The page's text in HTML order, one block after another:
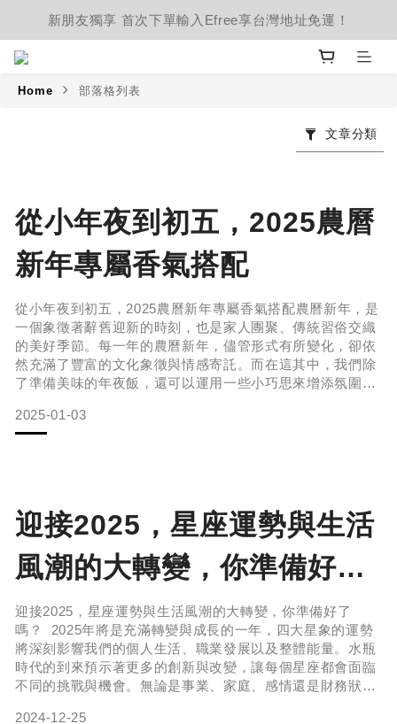
新朋友獨享 首次下單輸入Efree享台灣地址免運！
Home 部落格列表
文章分類
從小年夜到初五，2025農曆
新年專屬香氣搭配
從小年夜到初五，2025農曆新年專屬香氣搭配農曆新年，是
一個象徵著辭舊迎新的時刻，也是家人團聚、傳統習俗交織
的美好季節。每一年的農曆新年，儘管形式有所變化，卻依
然充滿了豐富的文化象徵與情感寄託。而在這其中，我們除
了準備美味的年夜飯，還可以運用一些小巧思來增添氛圍，
針對農曆新年不同日子所需的氛圍搭配，讓你的新年充滿祝
福與正能量。 小年夜 ❘ 祭灶神 & 大掃除 淨息純菁 10ml
2025-01-03
迎接2025，星座運勢與生活
風潮的大轉變，你準備好了
嗎？
迎接2025，星座運勢與生活風潮的大轉變，你準備好了
嗎？ 2025年將是充滿轉變與成長的一年，四大星象的運勢
將深刻影響我們的個人生活、職業發展以及整體能量。水瓶
時代的到來預示著更多的創新與改變，讓每個星座都會面臨
不同的挑戰與機會。無論是事業、家庭、感情還是財務狀
2024-12-25